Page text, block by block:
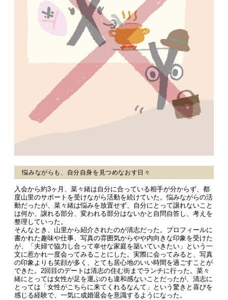
悩みながらも、自分自身を見つめなおす日々
入会から約3ヶ月、菜々緒は自分に合っている相手が分からず、都
度山里のサポートを受けながら活動を続けていた。悩みながらの活
動だったが、菜々緒は悩みを放置せず、自分にとって譲れないこと
は何か、譲れる部分、変われる部分はないかと自問自答し、考えを
整理していった。
そんなとき、山里から紹介されたのが清志だった。プロフィールに
書かれた趣味や仕事、写真の雰囲気からやや内向きな印象を受けた
が、「夫婦で協力し合って幸せな家庭を築いていきたい」という一
文に惹かれ一度会ってみることにした。実際に会ってみると、写真
の印象よりも笑顔が多く、とても居心地のいい時間を過ごすことが
できた。2回目のデートは清志の住む街までランチに行った。菜々
緒にとっては女性が足を運ぶのも違和感ないことだったが、清志に
とっては「女性がこちらに来てくれるなんて」という驚きと喜びを
感じる経験で、一気に成婚退会を意識するようになった。